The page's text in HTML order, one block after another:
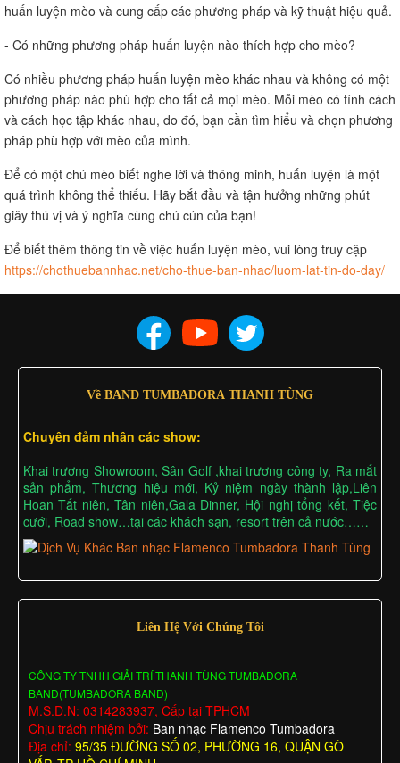
huấn luyện mèo và cung cấp các phương pháp và kỹ thuật hiệu quả.
- Có những phương pháp huấn luyện nào thích hợp cho mèo?
Có nhiều phương pháp huấn luyện mèo khác nhau và không có một
phương pháp nào phù hợp cho tất cả mọi mèo. Mỗi mèo có tính cách
và cách học tập khác nhau, do đó, bạn cần tìm hiểu và chọn phương
pháp phù hợp với mèo của mình.
Để có một chú mèo biết nghe lời và thông minh, huấn luyện là một
quá trình không thể thiếu. Hãy bắt đầu và tận hưởng những phút
giây thú vị và ý nghĩa cùng chú cún của bạn!
Để biết thêm thông tin về việc huấn luyện mèo, vui lòng truy cập
https://chothuebannhac.net/cho-thue-ban-nhac/luom-lat-tin-do-day/
Về BAND TUMBADORA THANH TÙNG
Chuyên đảm nhân các show:
Khai trương Showroom, Sân Golf ,khai trương công ty, Ra mắt
sản phẩm, Thương hiệu mới, Kỷ niệm ngày thành lập,Liên
Hoan Tất niên, Tân niên,Gala Dinner, Hội nghị tổng kết, Tiệc
cưới, Road show…tại các khách sạn, resort trên cả nước……
Liên Hệ Với Chúng Tôi
CÔNG TY TNHH GIẢI TRÍ THANH TÙNG TUMBADORA
BAND(TUMBADORA BAND)
M.S.D.N: 0314283937, Cấp tại TPHCM
Chịu trách nhiệm bởi: Ban nhạc Flamenco Tumbadora
Địa chỉ: 95/35 ĐƯỜNG SỐ 02, PHƯỜNG 16, QUẬN GÒ